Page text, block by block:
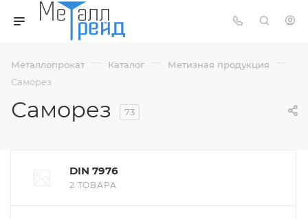
Металлопрокат — Каталог — Метизная продукция —
Саморез
Саморез 73
DIN 7976
2 ТОВАРА